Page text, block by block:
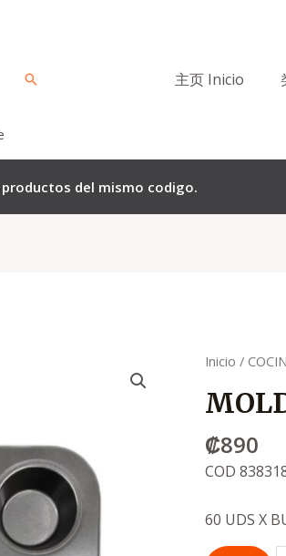
Buscar 主页 Inicio
del mismo codigo.
Inicio /
₡890
COD
60 UDS X
Quantity